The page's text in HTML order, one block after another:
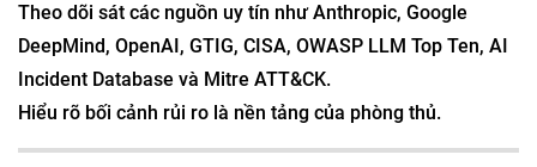
Theo dõi sát các nguồn uy tín như Anthropic, Google
DeepMind, OpenAI, GTIG, CISA, OWASP LLM Top Ten, AI
Incident Database và Mitre ATT&CK.
Hiểu rõ bối cảnh rủi ro là nền tảng của phòng thủ.